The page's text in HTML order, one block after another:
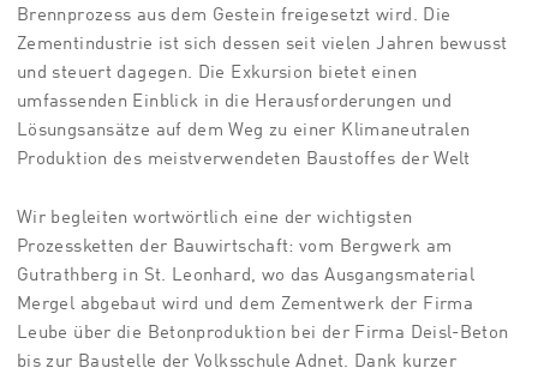
Brennprozess aus dem Gestein freigesetzt wird. Die
Zementindustrie ist sich dessen seit vielen Jahren bewusst
und steuert dagegen. Die Exkursion bietet einen
umfassenden Einblick in die Herausforderungen und
Lösungsansätze auf dem Weg zu einer Klimaneutralen
Produktion des meistverwendeten Baustoffes der Welt
Wir begleiten wortwörtlich eine der wichtigsten
Prozessketten der Bauwirtschaft: vom Bergwerk am
Gutrathberg in St. Leonhard, wo das Ausgangsmaterial
Mergel abgebaut wird und dem Zementwerk der Firma
Leube über die Betonproduktion bei der Firma Deisl-Beton
bis zur Baustelle der Volksschule Adnet. Dank kurzer